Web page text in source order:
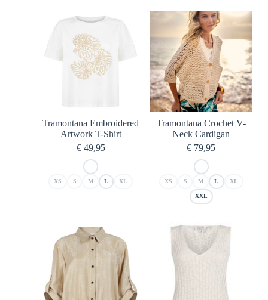
Tramontana Embroidered
Artwork T-Shirt
€49,95
XS S M L XL
Tramontana Crochet V-
Neck Cardigan
€ 79,95
XS S M L XL
XXL